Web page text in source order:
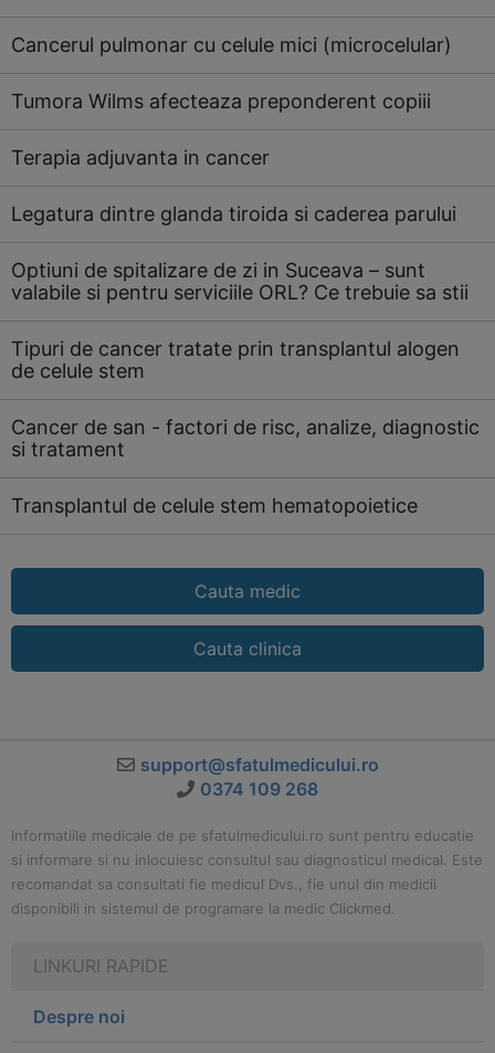
Cancerul pulmonar cu celule mici (microcelular)
Tumora Wilms afecteaza preponderent copiii
Terapia adjuvanta in cancer
Legatura dintre glanda tiroida si caderea parului
Optiuni de spitalizare de zi in Suceava – sunt
valabile si pentru serviciile ORL? Ce trebuie sa stii
Tipuri de cancer tratate prin transplantul alogen
de celule stem
Cancer de san - factori de risc, analize, diagnostic
si tratament
Transplantul de celule stem hematopoietice
Cauta medic
Cauta clinica
support@sfatulmedicului.ro
0374 109 268
Informatiile medicale de pe sfatulmedicului.ro sunt pentru educatie
si informare si nu inlocuiesc consultul sau diagnosticul medical. Este
recomandat sa consultati fie medicul Dvs., fie unul din medicii
disponibili in sistemul de programare la medic Clickmed.
LINKURI RAPIDE
Despre noi